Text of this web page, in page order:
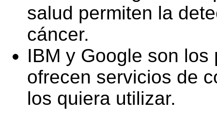
salud permiten la
cáncer.
IBM y Google son
ofrecen servicios de
los quiera utilizar.